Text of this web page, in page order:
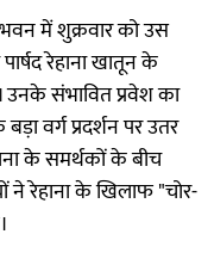
में शुक्रवार को उस
रेहाना खातून के
संभावित प्रवेश का
वर्ग प्रदर्शन पर उतर
के समर्थकों के बीच
ने रेहाना के खिलाफ "चोर-